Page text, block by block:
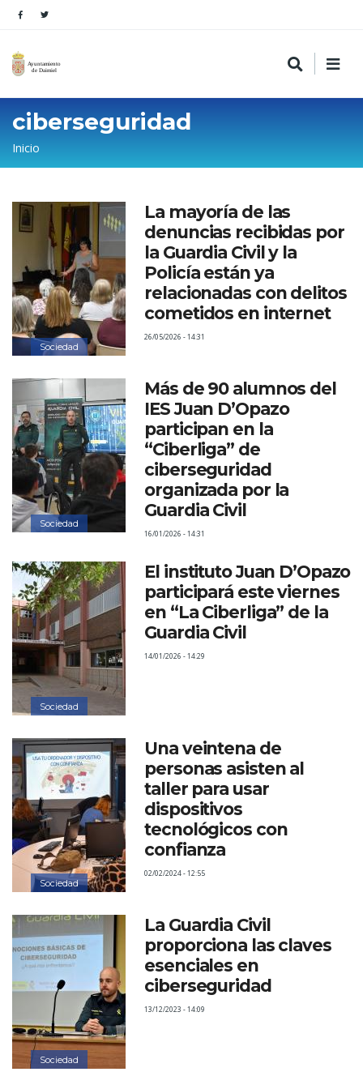
ciberseguridad
Sobrescribir
enlaces
de
ayuda
la
navegación
Inicio
Sociedad
La mayoría de las
denuncias recibidas por
la Guardia Civil y la
Policía están ya
relacionadas con delitos
cometidos en internet
26/05/2026 - 14:31
Sociedad
Más de 90 alumnos del
IES Juan D’Opazo
participan en la
“Ciberliga” de
ciberseguridad
organizada por la
Guardia Civil
16/01/2026 - 14:31
Sociedad
El instituto Juan D’Opazo
participará este viernes
en “La Ciberliga” de la
Guardia Civil
14/01/2026 - 14:29
Sociedad
Una veintena de
personas asisten al
taller para usar
dispositivos
tecnológicos con
confianza
02/02/2024 - 12:55
Sociedad
La Guardia Civil
proporciona las claves
esenciales en
ciberseguridad
13/12/2023 - 14:09